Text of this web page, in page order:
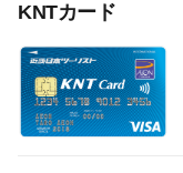
KNTカード